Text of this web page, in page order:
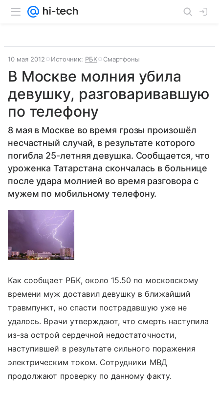
10 мая 2012 Источник: РБК Смартфоны
В Москве молния убила
девушку, разговаривавшую
по телефону
8 мая в Москве во время грозы произошёл
несчастный случай, в результате которого
погибла 25-летняя девушка. Сообщается, что
уроженка Татарстана скончалась в больнице
после удара молнией во время разговора с
мужем по мобильному телефону.
Как сообщает РБК, около 15.50 по московскому
времени муж доставил девушку в ближайший
травмпункт, но спасти пострадавшую уже не
удалось. Врачи утверждают, что смерть наступила
из-за острой сердечной недостаточности,
наступившей в результате сильного поражения
электрическим током. Сотрудники МВД
продолжают проверку по данному факту.